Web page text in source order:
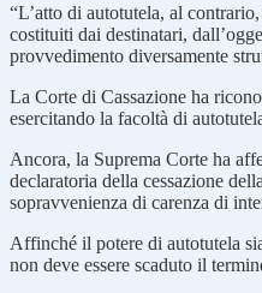
“L’atto di autotutela, al
costituiti dai destinatari,
provvedimento diversamente
La Corte di Cassazione ha
esercitando la facoltà di
Ancora, la Suprema Corte ha
declaratoria della cessazione
sopravvenienza di carenza di
Affinché il potere di autotutela
non deve essere scaduto il